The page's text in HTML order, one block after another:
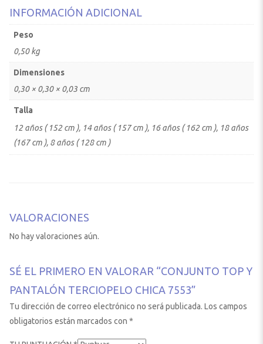
INFORMACIÓN ADICIONAL
Peso
0,50 kg
Dimensiones
0,30 × 0,30 × 0,03 cm
Talla
12 años ( 152 cm ), 14 años ( 157 cm ), 16 años ( 162 cm ), 18 años
(167 cm ), 8 años ( 128 cm )
VALORACIONES
No hay valoraciones aún.
SÉ EL PRIMERO EN VALORAR “CONJUNTO TOP Y
PANTALÓN TERCIOPELO CHICA 7553”
Tu dirección de correo electrónico no será publicada. Los campos
obligatorios están marcados con *